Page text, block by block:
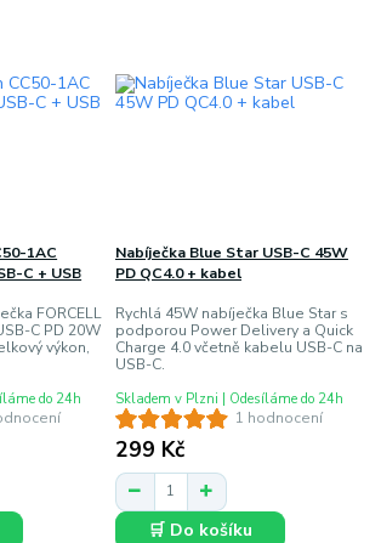
1AC
C + USB
FORCELL
C PD 20W
výkon,
do 24h
1 hodnocení
Nabíječka Blue Star USB-C 45W
PD QC4.0 + kabel
Rychlá 45W nabíječka Blue Star s
podporou Power Delivery a Quick
Charge 4.0 včetně kabelu USB-C na
USB-C.
299 Kč
Skladem v Plzni | Odesíláme do 24h
🛒 Do košíku